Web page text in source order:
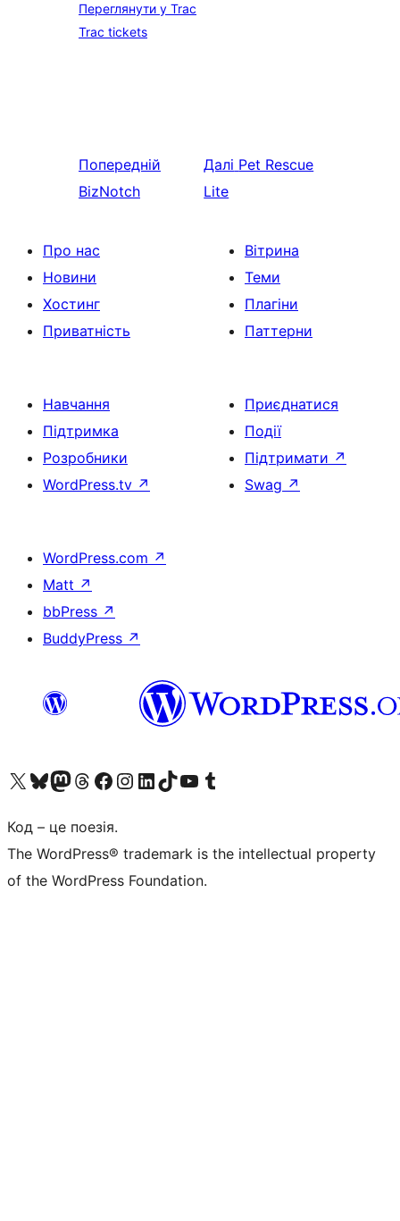
Переглянути у Trac
Trac tickets
Попередній
BizNotch
Далі Pet Rescue
Lite
Про нас
Новини
Хостинг
Приватність
Вітрина
Теми
Плагіни
Паттерни
Навчання
Підтримка
Розробники
WordPress.tv ↗
Приєднатися
Події
Підтримати ↗
Swag ↗
WordPress.com ↗
Matt ↗
bbPress ↗
BuddyPress ↗
Visit our X (formerly Twitter) account
Visit our Bluesky account
Завітайте до нашої стрічки в Mastodon
Visit our Threads account
Завітайте на нашу сторінку в Facebook
Visit our Instagram account
Visit our LinkedIn account
Visit our TikTok account
Visit our YouTube channel
Visit our Tumblr account
Код – це поезія.
The WordPress® trademark is the intellectual property
of the WordPress Foundation.